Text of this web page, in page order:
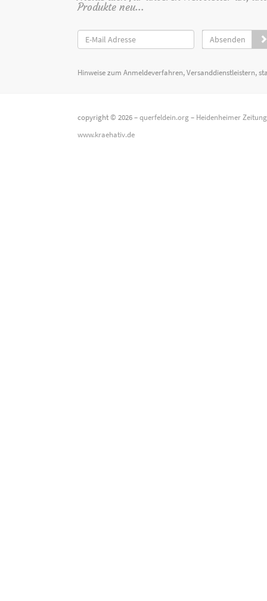
Produkte neu...
Absenden
Hinweise zum Anmeldeverfahren, Versanddienstleistern,
copyright © 2026 –querfeldein.org– Heidenheimer
www.kraehativ.de